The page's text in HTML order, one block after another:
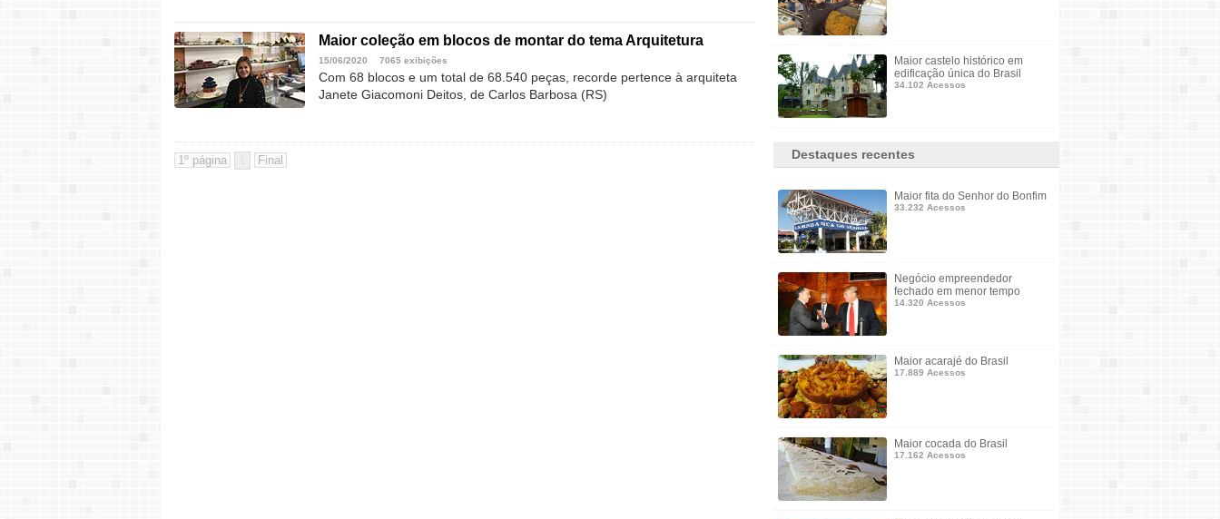
Maior coleção em blocos de montar do tema Arquitetura
15/06/2020 7065 exibições
Com 68 blocos e um total de 68.540 peças, recorde pertence à arquiteta
Janete Giacomoni Deitos, de Carlos Barbosa (RS)
Maior castelo histórico em
edificação única do Brasil
34.102 Acessos
Destaques recentes
Maior fita do Senhor do Bonfim
33.232 Acessos
Negócio empreendedor
fechado em menor tempo
14.320 Acessos
Maior acarajé do Brasil
17.889 Acessos
Maior cocada do Brasil
17.162 Acessos